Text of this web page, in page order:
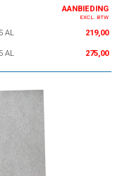
AANBIEDING
EXCL. BTW
AL 219,00
AL 275,00